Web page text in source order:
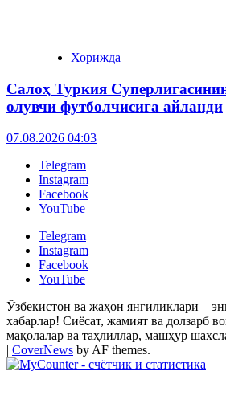
Хорижда
Салоҳ Туркия
олувчи футболчисига айланди
07.08.2026 04:03
Telegram
Instagram
Facebook
YouTube
Telegram
Instagram
Facebook
YouTube
Ўзбекистон ва жаҳон янгиликлари –
хабарлар! Сиёсат, жамият ва долзарб
мақолалар ва таҳлиллар, машҳур
| CoverNews by AF themes.